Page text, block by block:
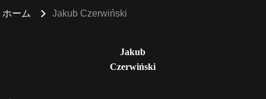
ホーム Jakub Czerwiński
Jakub
Czerwiński